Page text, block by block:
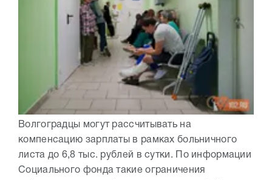
Волгоградцы могут рассчитывать на
компенсацию зарплаты в рамках больничного
листа до 6,8 тыс. рублей в сутки. По информации
Социального фонда такие ограничения